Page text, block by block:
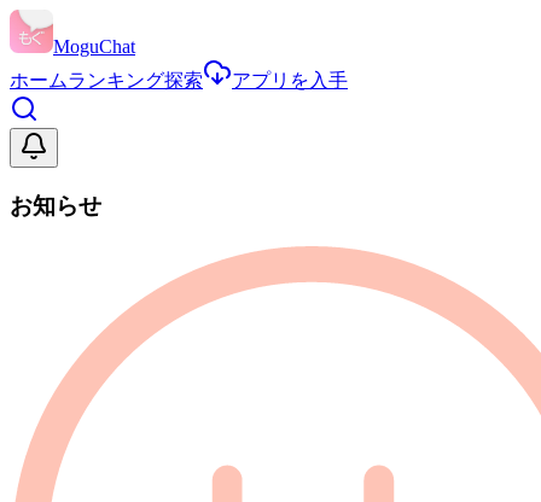
MoguChat
ホームランキング探索 アプリを入手
お知らせ